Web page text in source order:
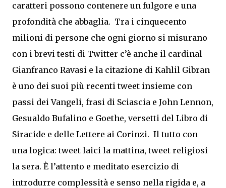
caratteri possono contenere un fulgore e una
profondità che abbaglia. Tra i cinquecento
milioni di persone che ogni giorno si misurano
con i brevi testi di Twitter c’è anche il cardinal
Gianfranco Ravasi e la citazione di Kahlil Gibran
è uno dei suoi più recenti tweet insieme con
passi dei Vangeli, frasi di Sciascia e John Lennon,
Gesualdo Bufalino e Goethe, versetti del Libro di
Siracide e delle Lettere ai Corinzi. Il tutto con
una logica: tweet laici la mattina, tweet religiosi
la sera. È l’attento e meditato esercizio di
introdurre complessità e senso nella rigida e, a